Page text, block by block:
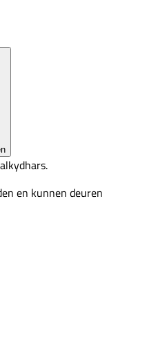
en kunnen deuren